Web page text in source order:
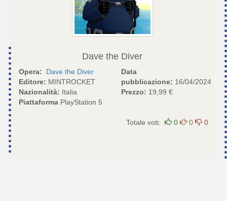
Dave the Diver
Opera:
Dave the Diver
Editore: MINTROCKET
Nazionalità: Italia
Piattaforma PlayStation 5
Data
pubblicazione: 16/04/2024
Prezzo: 19,99 €
Totale voti: 0 0 0